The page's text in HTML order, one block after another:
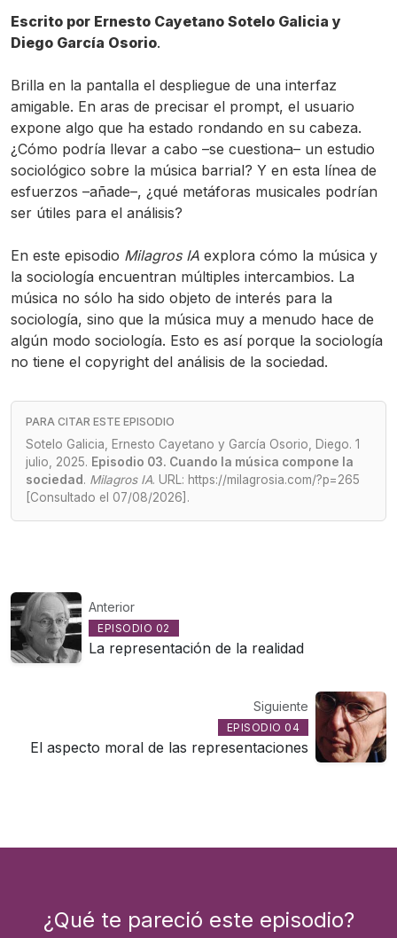
Escrito por Ernesto Cayetano Sotelo Galicia y
Diego García Osorio.
Brilla en la pantalla el despliegue de una interfaz
amigable. En aras de precisar el prompt, el usuario
expone algo que ha estado rondando en su cabeza.
¿Cómo podría llevar a cabo –se cuestiona– un estudio
sociológico sobre la música barrial? Y en esta línea de
esfuerzos –añade–, ¿qué metáforas musicales podrían
ser útiles para el análisis?
En este episodio Milagros IA explora cómo la música y
la sociología encuentran múltiples intercambios. La
música no sólo ha sido objeto de interés para la
sociología, sino que la música muy a menudo hace de
algún modo sociología. Esto es así porque la sociología
no tiene el copyright del análisis de la sociedad.
PARA CITAR ESTE EPISODIO
Sotelo Galicia, Ernesto Cayetano y García Osorio, Diego. 1
julio, 2025. Episodio 03. Cuando la música compone la
sociedad. Milagros IA. URL: https://milagrosia.com/?p=265
[Consultado el 07/08/2026].
Anterior
EPISODIO 02
La representación de la realidad
Siguiente
EPISODIO 04
El aspecto moral de las representaciones
¿Qué te pareció este episodio?